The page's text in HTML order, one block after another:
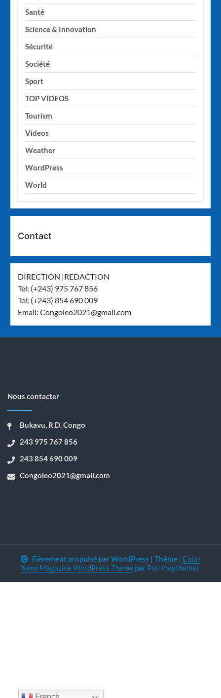
Santé
Science & Innovation
Sécurité
Société
Sport
TOP VIDEOS
Tourism
Videos
Weather
WordPress
World
Contact
DIRECTION |REDACTION
Tel: (+243) 975 767 856
Tel: (+243) 854 690 009
Email:Congoleo2021@gmail.com
Nous contacter
Bukavu, R.D. Congo
243 975 767 856
243 854 690 009
Congoleo2021@gmail.com
Fièrement propulsé par WordPress | Thème : Color
NewsMagazine WordPress Theme par Postmagthemes